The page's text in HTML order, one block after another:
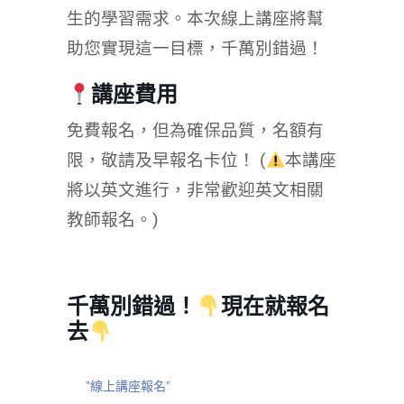
生的學習需求。本次線上講座將幫
助您實現這一目標，千萬別錯過！
講座費用
免費報名，但為確保品質，名額有
限，敬請及早報名卡位！ (
本講座
將以英文進行，非常歡迎英文相關
教師報名。)
千萬別錯過！
現在就報名
去
”線上講座報名”